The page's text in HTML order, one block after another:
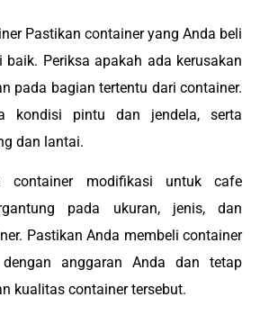
Pastikan container yang Anda beli
Periksa apakah ada kerusakan
pada bagian tertentu dari container.
kondisi pintu dan jendela, serta
dan lantai.
container modifikasi untuk cafe
pada ukuran, jenis, dan
Pastikan Anda membeli container
anggaran Anda dan tetap
kualitas container tersebut.